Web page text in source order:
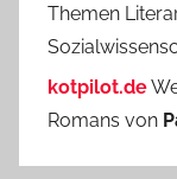
Themen
kotpilot.de
Romans von